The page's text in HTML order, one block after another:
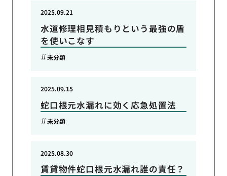
水道修理相見積もりという最強の盾
を使いこなす
2025.09.21
未分類
蛇口根元水漏れに効く応急処置法
2025.09.15
未分類
賃貸物件蛇口根元水漏れ誰の責任？
2025.08.30